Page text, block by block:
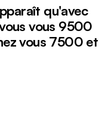
qu'avec
vous 9500
vous 7500 et